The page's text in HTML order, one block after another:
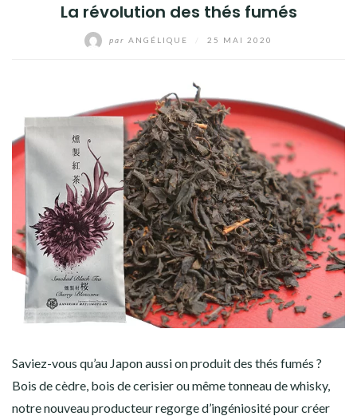
La révolution des thés fumés
par ANGÉLIQUE 25 MAI 2020
Saviez-vous qu’au Japon aussi on produit des thés fumés ?
Bois de cèdre, bois de cerisier ou même tonneau de whisky,
notre nouveau producteur regorge d’ingéniosité pour créer